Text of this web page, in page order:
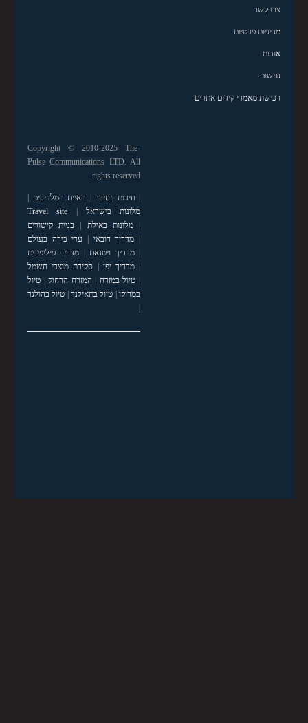
צרו קשר
מדיניות פרטיות
אודות
נגישות
רכישת מאמרי קידום אתרים
Copyright © 2010-2025 The-
Pulse Communications LTD. All
rights reserved
|חידות זנזיבר האיים המלדיבים
מלונות בישראל
Travel site
|מלונות באילת
בניית קישורים
מדריך דובאי
ערי בירה בעולם
|מדריך ויטנאם
מדריך פיליפינים
|מדריך יפן
סקירת מוצרי חשמל
טיול במזרח המזרח הרחוק| טיול
במרוקו| טיול בתאילנד| טיול בהולנד